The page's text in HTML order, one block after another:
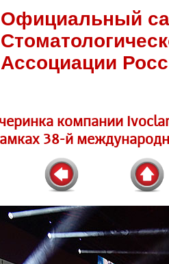
Официальный
Ассоциации
компании
38-й